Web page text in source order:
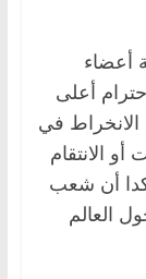
أعضاء
أعلى
الانخراط في
الانتقام
أن شعب
العالم